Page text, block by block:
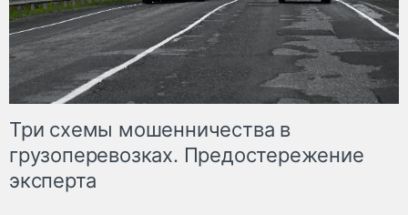
Три схемы мошенничества в
грузоперевозках. Предостережение
эксперта